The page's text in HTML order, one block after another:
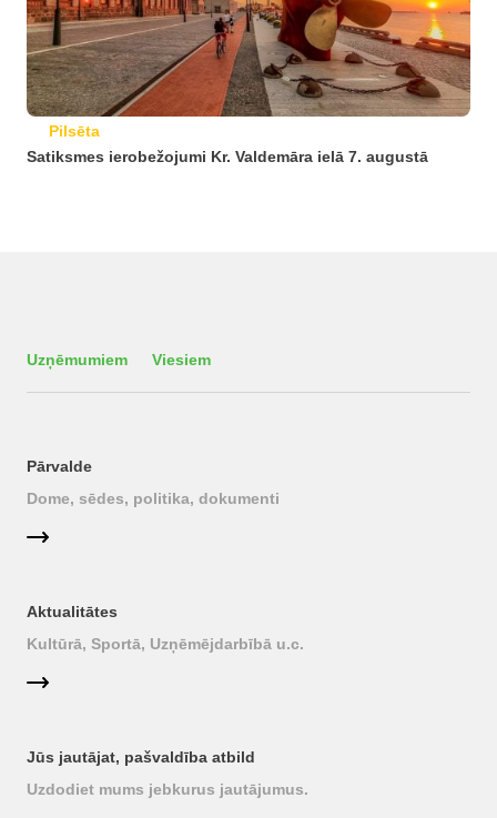
Pilsēta
Satiksmes ierobežojumi Kr. Valdemāra ielā 7. augustā
Uzņēmumiem Viesiem
Pārvalde
Dome, sēdes, politika, dokumenti
Aktualitātes
Kultūrā, Sportā, Uzņēmējdarbībā u.c.
Jūs jautājat, pašvaldība atbild
Uzdodiet mums jebkurus jautājumus.